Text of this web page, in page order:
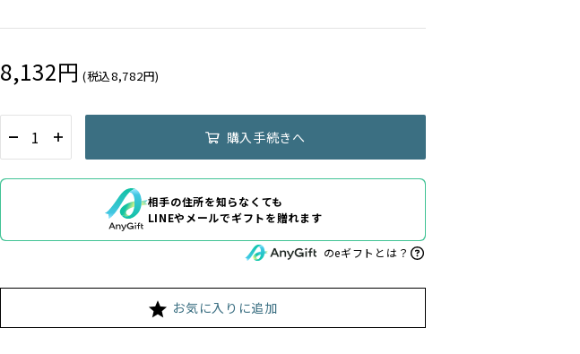
8,132円 (税込8,782円)
購入手続きへ
相手の住所を知らなくても
LINEやメールでギフトを贈れます
のeギフトとは？
お気に入りに追加